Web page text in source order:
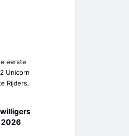
eerste
Unicorn
Rijders,
2026